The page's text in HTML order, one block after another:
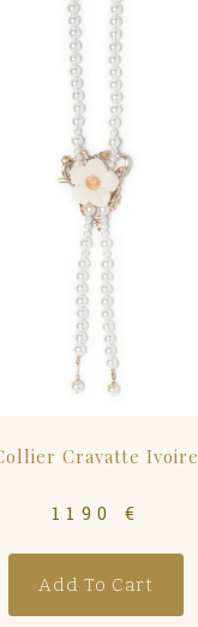
Cravatte Ivoire
1190 €
Add To Cart